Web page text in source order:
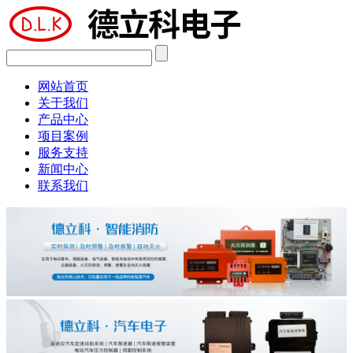
网站首页
关于我们
产品中心
项目案例
服务支持
新闻中心
联系我们